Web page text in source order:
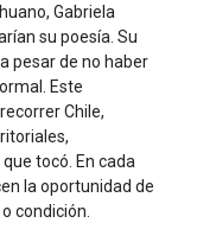
Gabriela
su poesía. Su
pesar de no haber
Este
Chile,
tocó. En cada
la oportunidad de
condición.
por el niño
para el